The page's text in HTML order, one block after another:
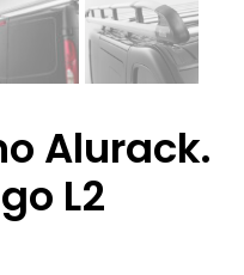
Alurack.
L2